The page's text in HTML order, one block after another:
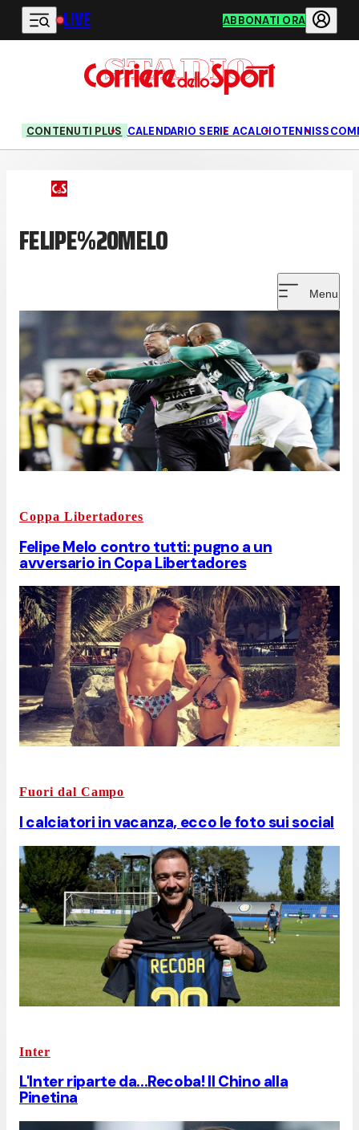
Vai al contenuto principale
LIVE ABBONATI ORA
CONTENUTI PLUS CALENDARIO SERIE ACALCIOTENNIS
FELIPE%20MELO
Menu
Coppa Libertadores
Felipe Melo contro tutti: pugno a un
avversario in Copa Libertadores
Fuori dal Campo
I calciatori in vacanza, ecco le foto sui social
Inter
L'Inter riparte da...Recoba! Il Chino alla
Pinetina